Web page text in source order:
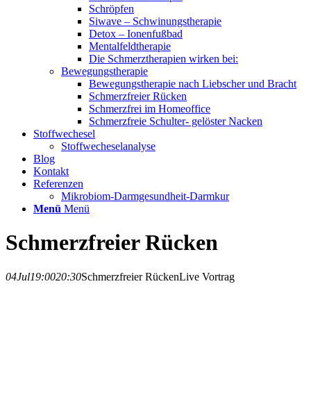
Schröpfen
Siwave – Schwinungstherapie
Detox – Ionenfußbad
Mentalfeldtherapie
Die Schmerztherapien wirken bei:
Bewegungstherapie
Bewegungstherapie nach Liebscher und Bracht
Schmerzfreier Rücken
Schmerzfrei im Homeoffice
Schmerzfreie Schulter- gelöster Nacken
Stoffwechesel
Stoffwecheselanalyse
Blog
Kontakt
Referenzen
Mikrobiom-Darmgesundheit-Darmkur
Menü Menü
Schmerzfreier Rücken
04Jul19:0020:30Schmerzfreier RückenLive Vortrag